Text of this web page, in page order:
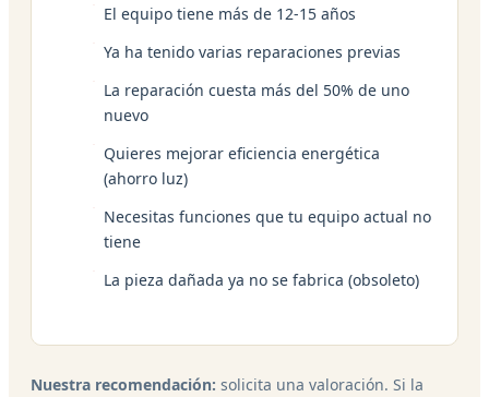
El equipo tiene más de 12-15 años
Ya ha tenido varias reparaciones previas
La reparación cuesta más del 50% de uno
nuevo
Quieres mejorar eficiencia energética
(ahorro luz)
Necesitas funciones que tu equipo actual no
tiene
La pieza dañada ya no se fabrica (obsoleto)
Nuestra recomendación: solicita una valoración. Si la